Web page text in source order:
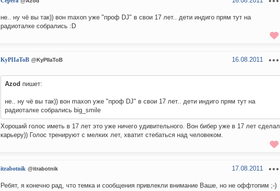
не.. ну чё вы так)) вон maxon уже "проф DJ" в свои 17 лет.. дети индиго прям тут на
радиоталке собрались :D
KyPIIaToB @KyPIIaToB 16.08.2011
Azod пишет:
не.. ну чё вы так)) вон maxon уже "проф DJ" в свои 17 лет.. дети индиго прям тут на
радиоталке собрались big_smile
Хороший голос иметь в 17 лет это уже ничего удивительного. Вон бибер уже в 17 лет сделал
карьеру)) Голос тренируют с мелких лет, хватит стебаться над человеком.
itrabotnik @itrabotnik 17.08.2011
Ребят, я конечно рад, что темка и сообщения привлекли внимание Ваше, но не оффтопим ;-)